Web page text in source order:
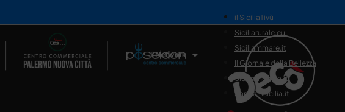
Il Network
il SiciliaTivù
Siciliarurale.eu
Siciliammare.it
Il Giornale della Bellezza
Siciliamedica.it
Sanitainsicilia.it